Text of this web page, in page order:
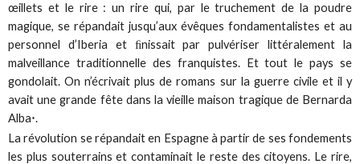
œillets et le rire : un rire qui, par le truchement de la poudre
magique, se répandait jusqu’aux évêques fondamentalistes et au
personnel d’Iberia et ﬁnissait par pulvériser littéralement la
malveillance traditionnelle des franquistes. Et tout le pays se
gondolait. On n’écrivait plus de romans sur la guerre civile et il y
avait une grande fête dans la vieille maison tragique de Bernarda
Alba*.
La révolution se répandait en Espagne à partir de ses fondements
les plus souterrains et contaminait le reste des citoyens. Le rire,